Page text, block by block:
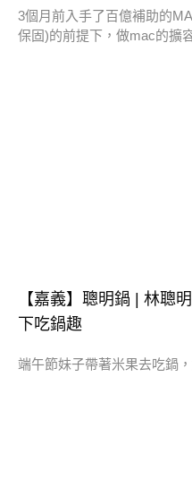
3個月前入手了百億補助的
保固)的前提下，做mac的擴
【嘉義】聰明鍋 | 林聰
下吃鍋趣
端午節妹子帶著米果去吃鍋